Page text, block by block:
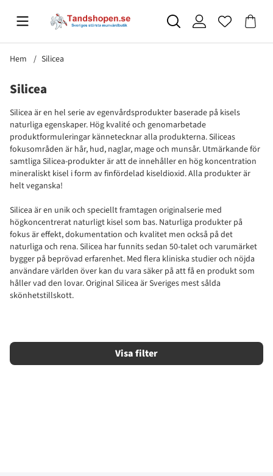
Hem Silicea
Silicea
Silicea är en hel serie av egenvårdsprodukter baserade på kisels
naturliga egenskaper. Hög kvalité och genomarbetade
produktformuleringar kännetecknar alla produkterna. Siliceas
fokusområden är hår, hud, naglar, mage och munsår. Utmärkande för
samtliga Silicea-produkter är att de innehåller en hög koncentration
mineraliskt kisel i form av finfördelad kiseldioxid. Alla produkter är
helt veganska!
Silicea är en unik och speciellt framtagen originalserie med
högkoncentrerat naturligt kisel som bas. Naturliga produkter på
fokus är effekt, dokumentation och kvalitet men också på det
naturliga och rena. Silicea har funnits sedan 50-talet och varumärket
bygger på beprövad erfarenhet. Med flera kliniska studier och nöjda
användare världen över kan du vara säker på att få en produkt som
håller vad den lovar.Original Silicea är Sveriges mest sålda
skönhetstillskott.
Filtrera